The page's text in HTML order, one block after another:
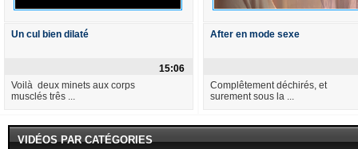
Un cul bien dilaté
15:06
Voilà deux minets aux corps
musclés três ...
After en mode sexe
Complêtement déchirés, et
surement sous la ...
VIDÉOS PAR CATÉGORIES